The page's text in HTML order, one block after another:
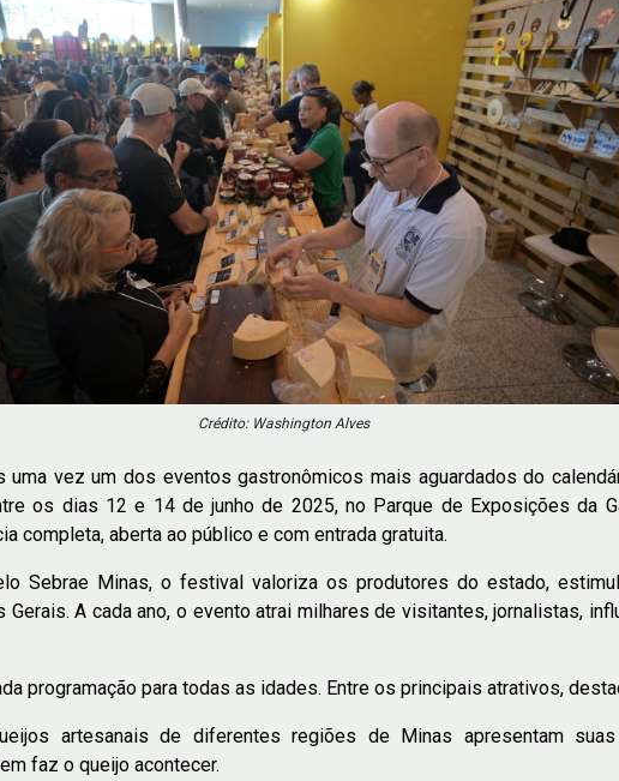
Crédito: Washington Alves
vez um dos eventos gastronômicos mais aguardados do
os dias 12 e 14 de junho de 2025, no Parque de Exposições da
completa, aberta ao público e com entrada gratuita.
Sebrae Minas, o festival valoriza os produtores do estado,
A cada ano, o evento atrai milhares de visitantes, jornalistas,
programação para todas as idades. Entre os principais atrativos,
artesanais de diferentes regiões de Minas apresentam
faz o queijo acontecer.